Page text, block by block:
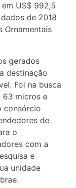
US$ 992,5
de 2018
Ornamentais
gerados
destinação
Foi na busca
63 micros e
consórcio
de
o
com a
e
unidade